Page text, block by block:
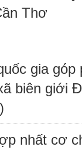
Thơ
gia góp
biên giới
nhất cơ